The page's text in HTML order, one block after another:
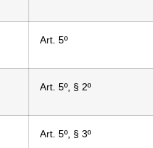
Art. 5º
Art. 5º, § 2º
Art. 5º, § 3º